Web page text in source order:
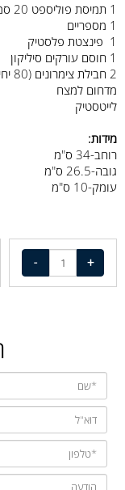
1 תמיסת פוליספט 20 סמ"ק
1 מספריים
1 פינצטת פלסטיק
1 חוסם עורקים סיליקון
2 חבילת צימרונים (80 יחידות כל אחת)
מדחום למצח
לייטסטיק
מידות:
רוחב-34 ס"מ
גובה-26.5 ס"מ
עומק-10 ס"מ